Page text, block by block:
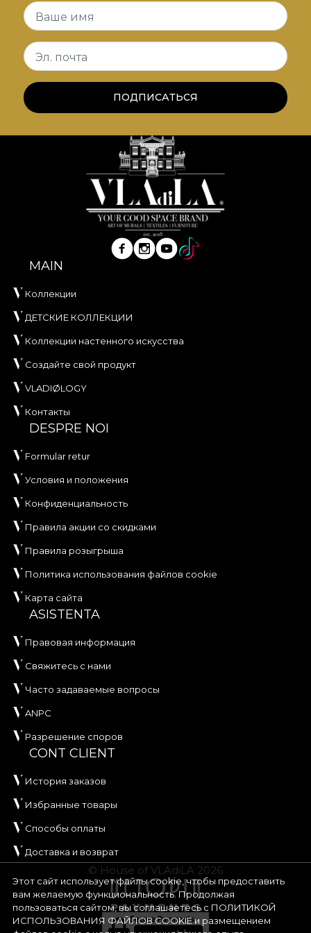
Природные мотивы и живописные техники
повторяются и сочетаются с текстурами со
сдержанным гранж-эффектом.
обои изготовлены из натуральных, экологичных
и биоразлагаемых материалов.
**House of VLAdiLA рекомендует использовать
собственный клей при монтаже обоев. Так вы
получите быстрый, надёжный и эффективный
процесс обновления интерьера,
соответствующий самым высоким стандартам
Этот сайт использует файлы cookie, чтобы предоставить
вам желаемую функциональность. Продолжая
пользоваться сайтом, вы соглашаетесь с ПОЛИТИКОЙ
ИСПОЛЬЗОВАНИЯ ФАЙЛОВ COOKIEи размещением
Ваше имя
Эл. почта
ПОДПИСАТЬСЯ
MAIN
Коллекции
ДЕТСКИЕ КОЛЛЕКЦИИ
Коллекции настенного искусства
Создайте свой продукт
VLADIØLOGY
Контакты
DESPRE NOI
Formular retur
Условия и положения
Конфиденциальность
Правила акции со скидками
Правила розыгрыша
Политика использования файлов cookie
Карта сайта
ASISTENTA
Правовая информация
Свяжитесь с нами
Часто задаваемые вопросы
ANPC
Разрешение споров
CONT CLIENT
История заказов
Избранные товары
Способы оплаты
Доставка и возврат
© House of VLAdiLA 2026